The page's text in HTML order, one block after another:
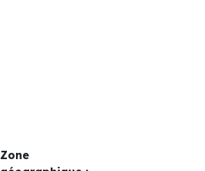
Zone